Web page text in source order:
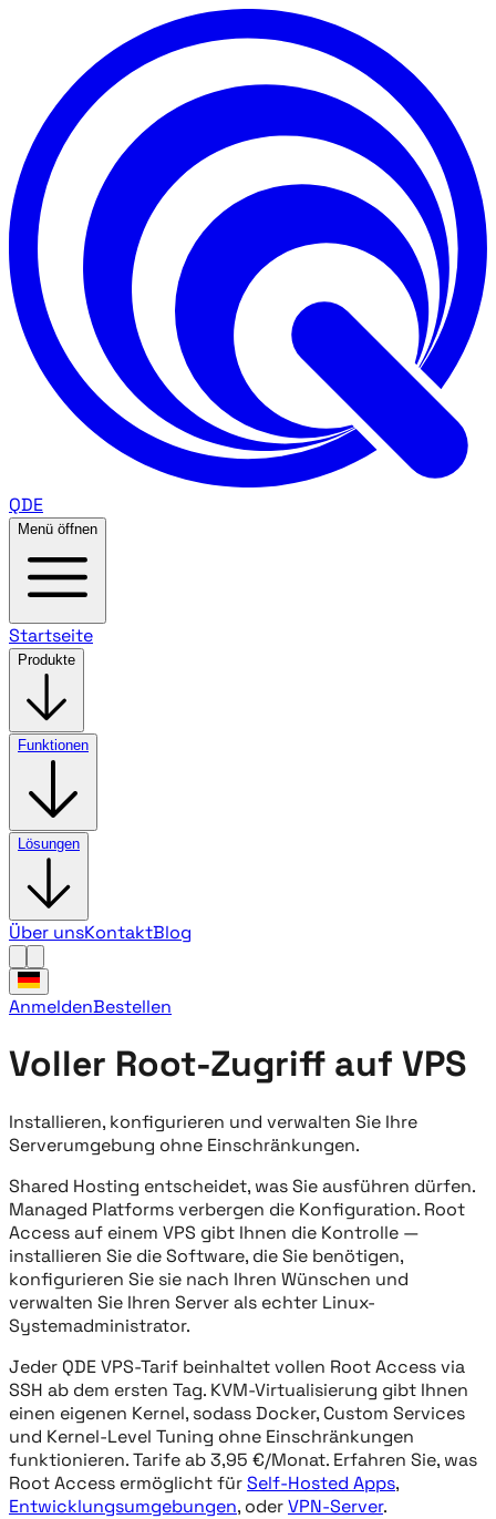
QDE
Menü öffnen
Startseite
Produkte
Funktionen
Lösungen
Über unsKontaktBlog
AnmeldenBestellen
Voller Root-Zugriff auf VPS
Installieren, konfigurieren und verwalten Sie Ihre
Serverumgebung ohne Einschränkungen.
Shared Hosting entscheidet, was Sie ausführen dürfen.
Managed Platforms verbergen die Konfiguration. Root
Access auf einem VPS gibt Ihnen die Kontrolle —
installieren Sie die Software, die Sie benötigen,
konfigurieren Sie sie nach Ihren Wünschen und
verwalten Sie Ihren Server als echter Linux-
Systemadministrator.
Jeder QDE VPS-Tarif beinhaltet vollen Root Access via
SSH ab dem ersten Tag. KVM-Virtualisierung gibt Ihnen
einen eigenen Kernel, sodass Docker, Custom Services
und Kernel-Level Tuning ohne Einschränkungen
funktionieren. Tarife ab 3,95 €/Monat. Erfahren Sie, was
Root Access ermöglicht fürSelf-Hosted Apps,
Entwicklungsumgebungen, oderVPN-Server.